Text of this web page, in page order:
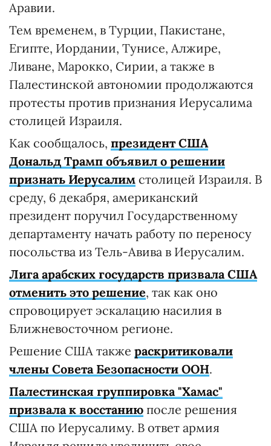
Аравии.
Тем временем, в Турции, Пакистане,
Египте, Иордании, Тунисе, Алжире,
Ливане, Марокко, Сирии, а также в
Палестинской автономии продолжаются
протесты против признания Иерусалима
столицей Израиля.
Как сообщалось, президент США
Дональд Трамп объявил о решении
признать Иерусалим столицей Израиля. В
среду, 6 декабря, американский
президент поручил Государственному
департаменту начать работу по переносу
посольства из Тель-Авива в Иерусалим.
Лига арабских государств призвала США
отменить это решение, так как оно
спровоцирует эскалацию насилия в
Ближневосточном регионе.
Решение США также раскритиковали
члены Совета Безопасности ООН.
Палестинская группировка "Хамас"
призвала к восстанию после решения
США по Иерусалиму. В ответ армия